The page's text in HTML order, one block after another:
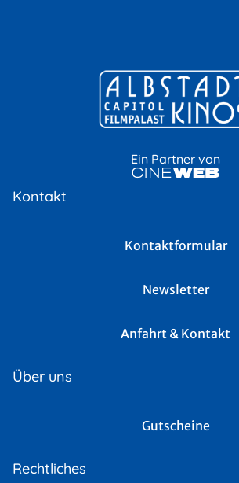
Ein Partner von
Kontakt
Kontaktformular
Newsletter
Anfahrt & Kontakt
Über uns
Gutscheine
Rechtliches